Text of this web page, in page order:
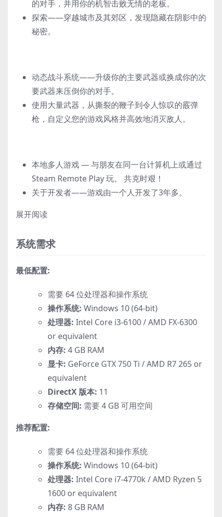
的对手，并用你的机智击败无情的老板。
探索——穿越城市及其郊区，发现隐藏在阴影中的
秘密。
动态战斗系统——升级你的主要武器或换成你的次
要武器来压倒你的对手。
使用大量武器，从撕裂的鞭子到令人惊叹的霰弹
枪，自定义您的游戏风格并高效地消灭敌人。
本地多人游戏 — 与朋友在同一台计算机上或通过
Steam Remote Play 玩。 共克时艰！
关于开发者——游戏由一个人开发了3年多。
展开阅读
系统需求
最低配置:
需要 64 位处理器和操作系统
操作系统: Windows 10 (64-bit)
处理器: Intel Core i3-6100 / AMD FX-6300
or equivalent
内存: 4 GB RAM
显卡: GeForce GTX 750 Ti / AMD R7 265 or
equivalent
DirectX 版本: 11
存储空间: 需要 4 GB 可用空间
推荐配置:
需要 64 位处理器和操作系统
操作系统: Windows 10 (64-bit)
处理器: Intel Core i7-4770k / AMD Ryzen 5
1600 or equivalent
内存: 8 GB RAM